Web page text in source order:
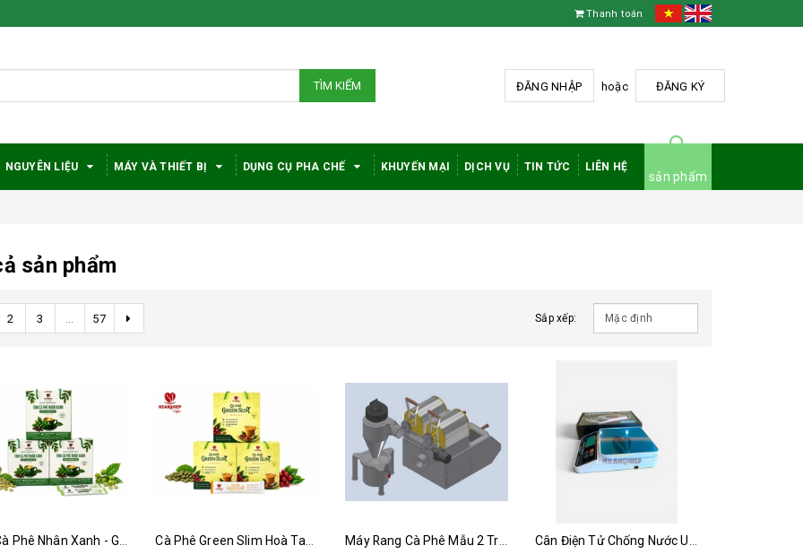
Thanh toán
TÌM KIẾM ĐĂNG NHẬP hoặc ĐĂNG KÝ
NGUYÊN LIỆU MÁY VÀ THIẾT BỊ DỤNG CỤ PHA CHẾ KHUYẾN MẠI DỊCH VỤ TIN TỨC LIÊN HỆ
sản phẩm
sản phẩm
2 3 ... 57 Sắp xếp: